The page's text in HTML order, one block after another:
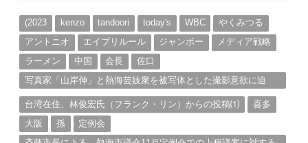
ブ(2023 kenzo tandoori today's WBC
やくみつる
アントニオ
エイプリルール ジャンボー
メディア戦略
ラーメン
中国 会長
佐口
写真家「山岸伸」と熱海芸妓衆を被写体とした撮影意欲に迫
台湾在住、林俊宏氏（フランク・リン）からの投稿⑴
喜多
大阪
孫
定例会